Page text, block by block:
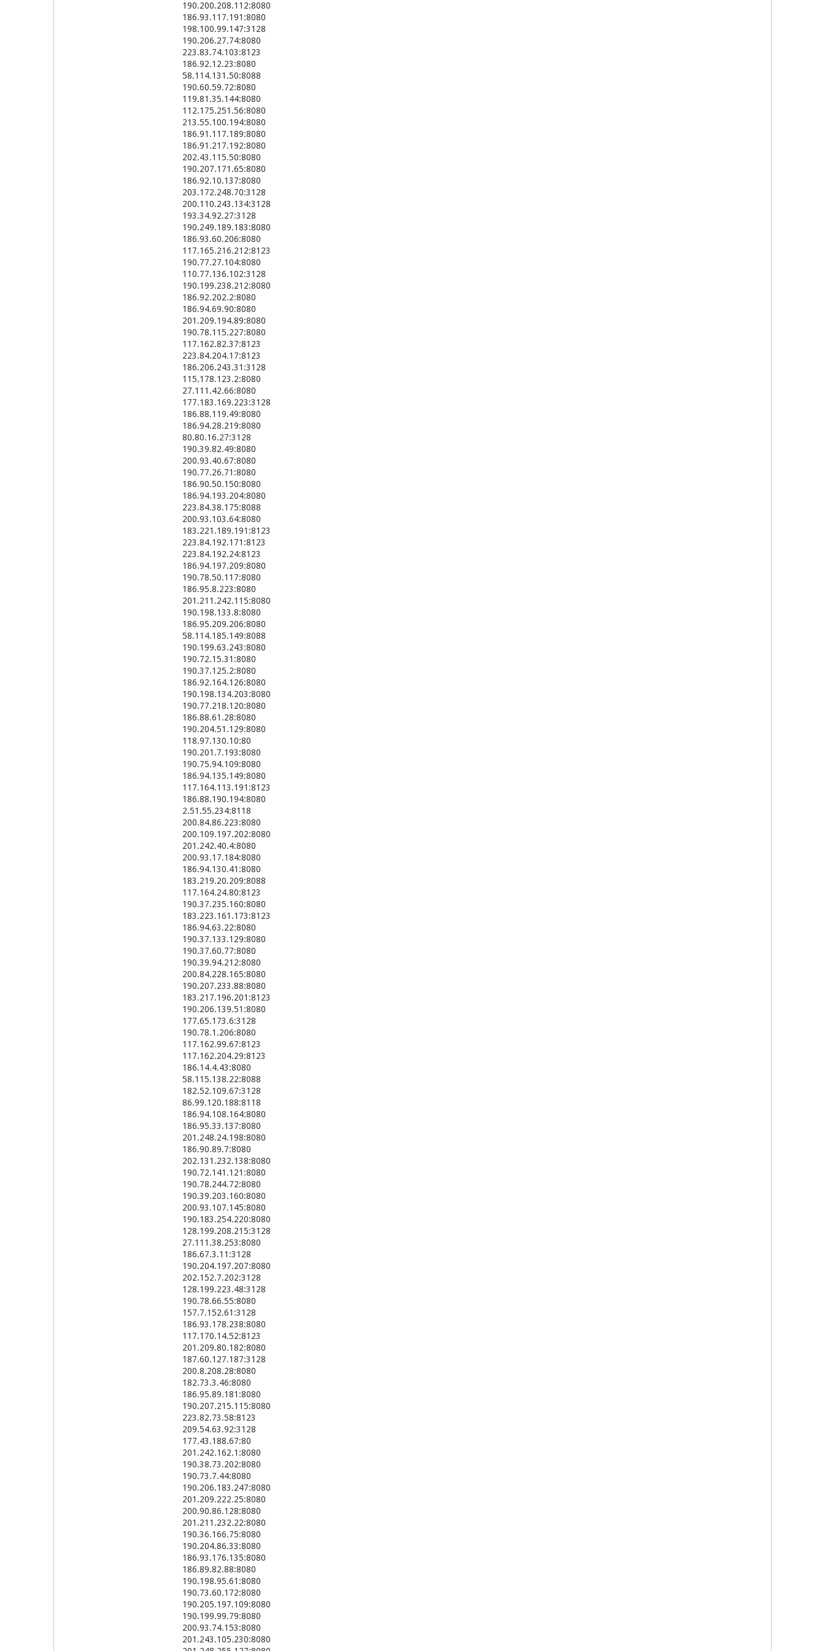
190.200.208.112:8080
186.93.117.191:8080
198.100.99.147:3128
190.206.27.74:8080
223.83.74.103:8123
186.92.12.23:8080
58.114.131.50:8088
190.60.59.72:8080
119.81.35.144:8080
112.175.251.56:8080
213.55.100.194:8080
186.91.117.189:8080
186.91.217.192:8080
202.43.115.50:8080
190.207.171.65:8080
186.92.10.137:8080
203.172.248.70:3128
200.110.243.134:3128
193.34.92.27:3128
190.249.189.183:8080
186.93.60.206:8080
117.165.216.212:8123
190.77.27.104:8080
110.77.136.102:3128
190.199.238.212:8080
186.92.202.2:8080
186.94.69.90:8080
201.209.194.89:8080
190.78.115.227:8080
117.162.82.37:8123
223.84.204.17:8123
186.206.243.31:3128
115.178.123.2:8080
27.111.42.66:8080
177.183.169.223:3128
186.88.119.49:8080
186.94.28.219:8080
80.80.16.27:3128
190.39.82.49:8080
200.93.40.67:8080
190.77.26.71:8080
186.90.50.150:8080
186.94.193.204:8080
223.84.38.175:8088
200.93.103.64:8080
183.221.189.191:8123
223.84.192.171:8123
223.84.192.24:8123
186.94.197.209:8080
190.78.50.117:8080
186.95.8.223:8080
201.211.242.115:8080
190.198.133.8:8080
186.95.209.206:8080
58.114.185.149:8088
190.199.63.243:8080
190.72.15.31:8080
190.37.125.2:8080
186.92.164.126:8080
190.198.134.203:8080
190.77.218.120:8080
186.88.61.28:8080
190.204.51.129:8080
118.97.130.10:80
190.201.7.193:8080
190.75.94.109:8080
186.94.135.149:8080
117.164.113.191:8123
186.88.190.194:8080
2.51.55.234:8118
200.84.86.223:8080
200.109.197.202:8080
201.242.40.4:8080
200.93.17.184:8080
186.94.130.41:8080
183.219.20.209:8088
117.164.24.80:8123
190.37.235.160:8080
183.223.161.173:8123
186.94.63.22:8080
190.37.133.129:8080
190.37.60.77:8080
190.39.94.212:8080
200.84.228.165:8080
190.207.233.88:8080
183.217.196.201:8123
190.206.139.51:8080
177.65.173.6:3128
190.78.1.206:8080
117.162.99.67:8123
117.162.204.29:8123
186.14.4.43:8080
58.115.138.22:8088
182.52.109.67:3128
86.99.120.188:8118
186.94.108.164:8080
186.95.33.137:8080
201.248.24.198:8080
186.90.89.7:8080
202.131.232.138:8080
190.72.141.121:8080
190.78.244.72:8080
190.39.203.160:8080
200.93.107.145:8080
190.183.254.220:8080
128.199.208.215:3128
27.111.38.253:8080
186.67.3.11:3128
190.204.197.207:8080
202.152.7.202:3128
128.199.223.48:3128
190.78.66.55:8080
157.7.152.61:3128
186.93.178.238:8080
117.170.14.52:8123
201.209.80.182:8080
187.60.127.187:3128
200.8.208.28:8080
182.73.3.46:8080
186.95.89.181:8080
190.207.215.115:8080
223.82.73.58:8123
209.54.63.92:3128
177.43.188.67:80
201.242.162.1:8080
190.38.73.202:8080
190.73.7.44:8080
190.206.183.247:8080
201.209.222.25:8080
200.90.86.128:8080
201.211.232.22:8080
190.36.166.75:8080
190.204.86.33:8080
186.93.176.135:8080
186.89.82.88:8080
190.198.95.61:8080
190.73.60.172:8080
190.205.197.109:8080
190.199.99.79:8080
200.93.74.153:8080
201.243.105.230:8080